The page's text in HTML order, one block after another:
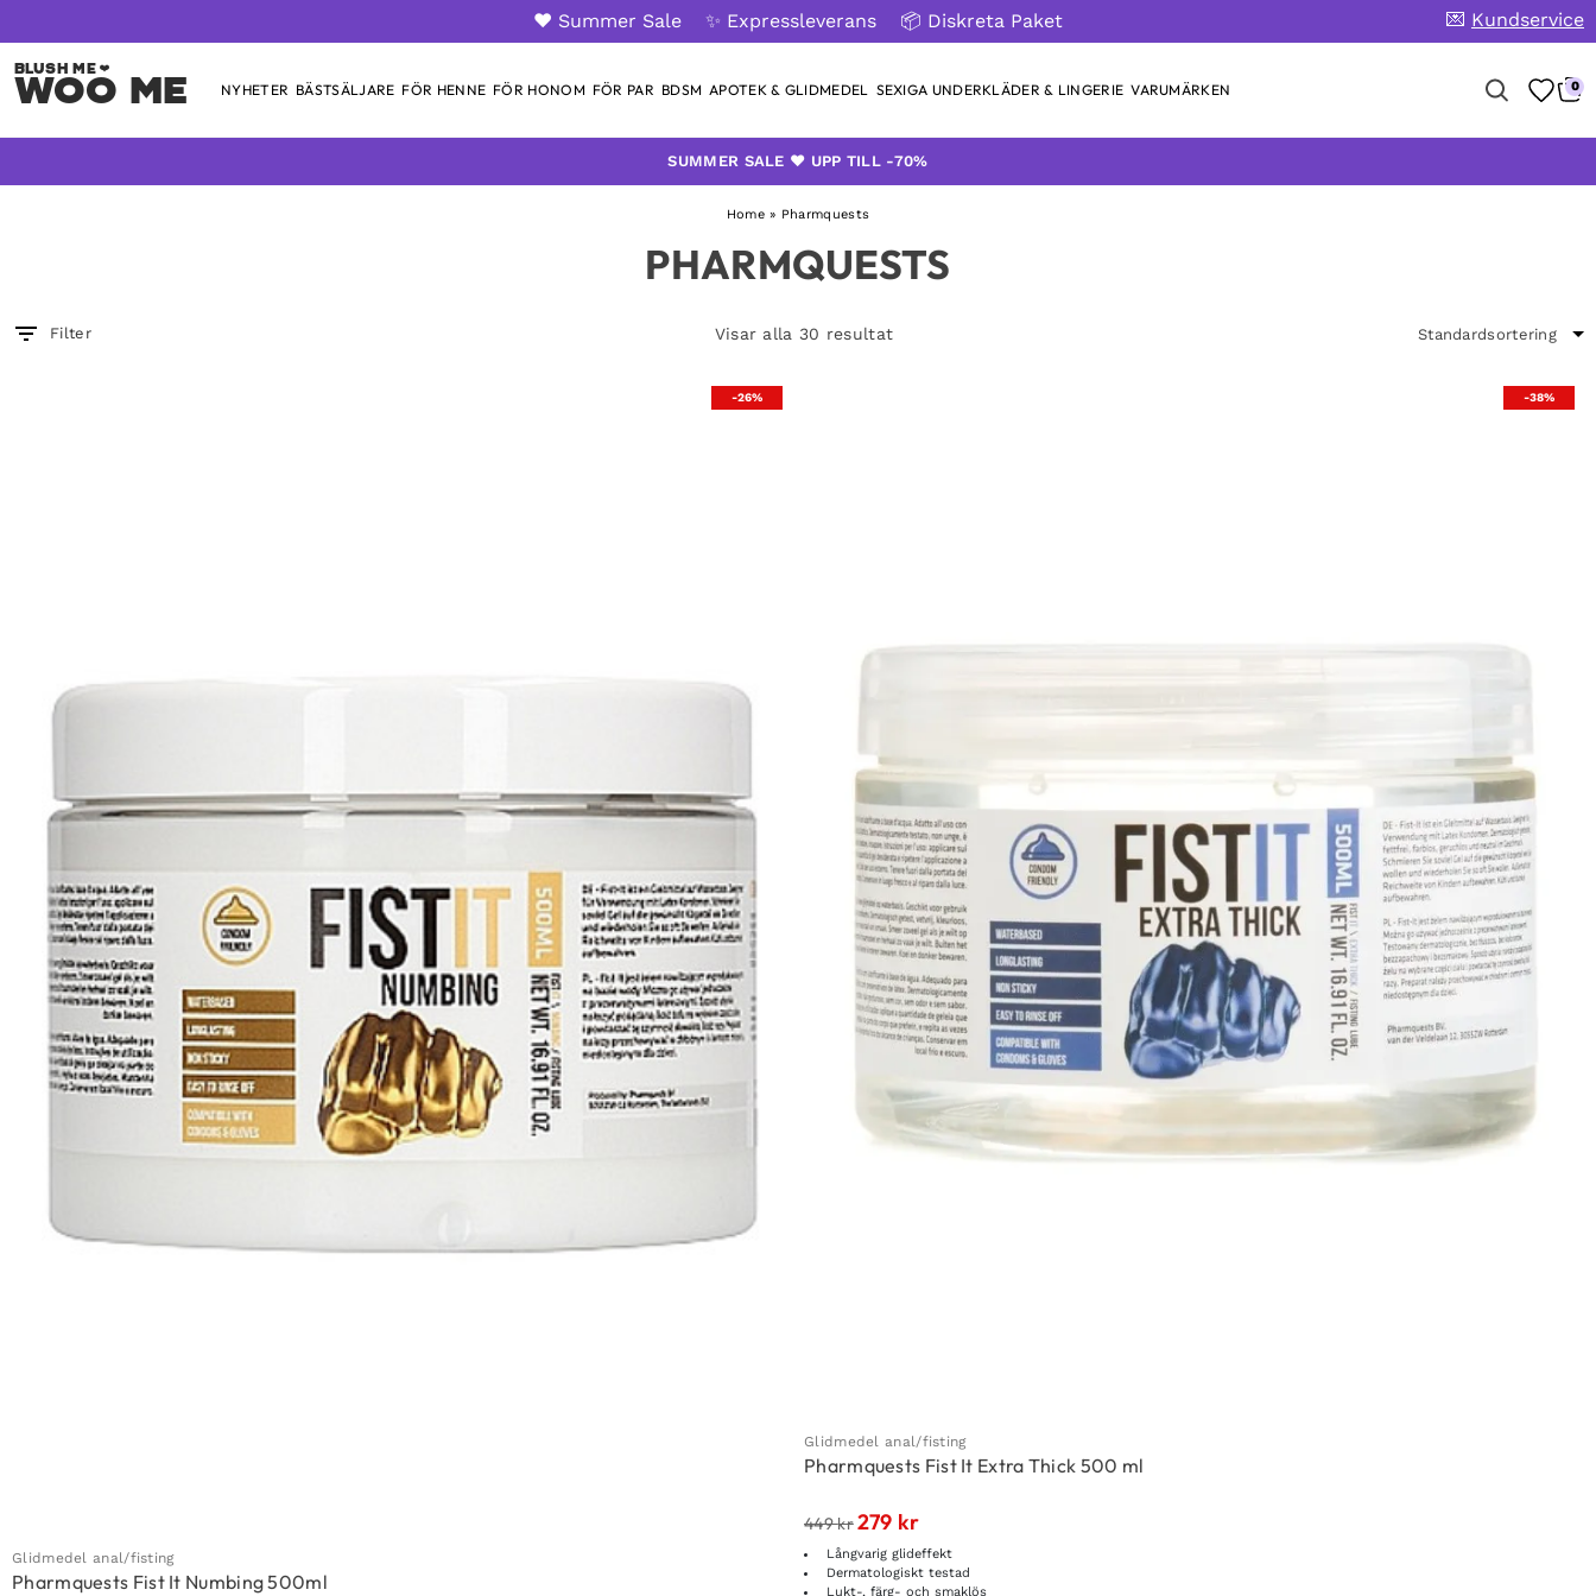
❤️ Summer Sale ✨ Expressleverans 📦 Diskreta Paket 💌 Kundservice
Woo Me NYHETER BÄSTSÄLJARE FÖR HENNE FÖR HONOM FÖR PAR BDSM APOTEK & GLIDMEDEL SEXIGA UNDERKLÄDER & LINGERIE VARUMÄRKEN 0
SUMMER SALE ❤️ UPP TILL -70%
Home» Pharmquests
PHARMQUESTS
Filter Visar alla 30 resultat
-26%
Glidmedel anal/fisting
Pharmquests Fist It Numbing 500ml
-38%
Glidmedel anal/fisting
Pharmquests Fist It Extra Thick 500 ml
449kr279 kr
Långvarig glideffekt
Dermatologiskt testad
Lukt-, färg- och smaklös